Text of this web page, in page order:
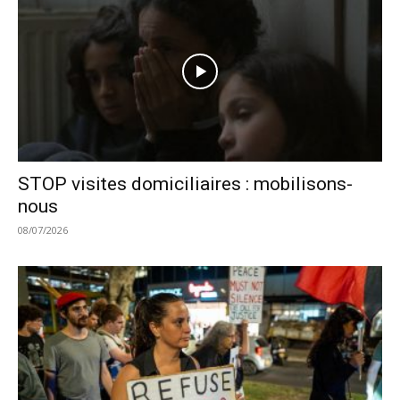
STOP visites domiciliaires : mobilisons-
nous
08/07/2026